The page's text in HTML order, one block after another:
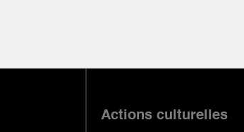
Actions culturelles